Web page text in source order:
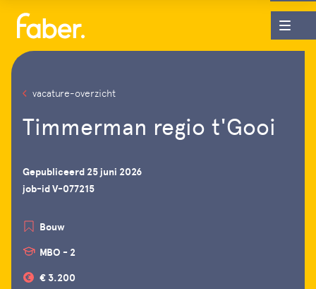
vacature-overzicht
Timmerman regio t'Gooi
Gepubliceerd 25 juni 2026
job-id V-077215
Bouw
MBO - 2
€ 3.200